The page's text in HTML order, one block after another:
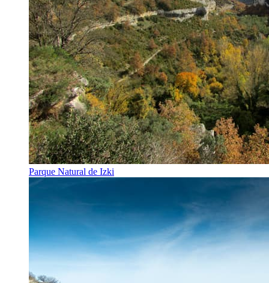
Parque Natural de Izki